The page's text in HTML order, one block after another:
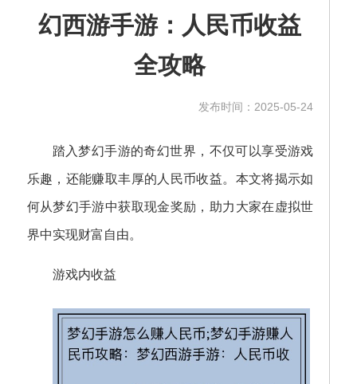
幻西游手游：人民币收益
全攻略
发布时间：2025-05-24
踏入梦幻手游的奇幻世界，不仅可以享受游戏
乐趣，还能赚取丰厚的人民币收益。本文将揭示如
何从梦幻手游中获取现金奖励，助力大家在虚拟世
界中实现财富自由。
游戏内收益